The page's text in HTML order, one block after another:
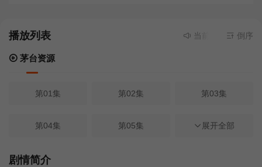
播放列表 当前资源来源 茅台
倒序
茅台资源
第01集 第02集 第03集
第04集 第05集 第06集
第07集
展开全部
剧情简介